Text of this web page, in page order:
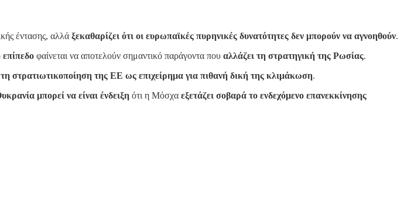
έντασης, αλλά ξεκαθαρίζει ότι οι ευρωπαϊκές πυρηνικές δυνατότητες δεν μπορούν να αγνοηθούν.
φαίνεται να αποτελούν σημαντικό παράγοντα που αλλάζει τη στρατηγική της Ρωσίας.
τη στρατιωτικοποίηση της ΕΕ ως επιχείρημα για πιθανή δική της κλιμάκωση.
μπορεί να είναι ένδειξη ότι η Μόσχα εξετάζει σοβαρά το ενδεχόμενο επανεκκίνησης